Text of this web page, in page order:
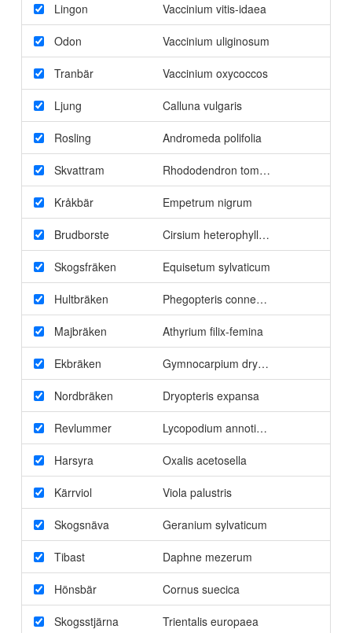
Lingon Vaccinium vitis-idaea
Odon Vaccinium uliginosum
Tranbär Vaccinium oxycoccos
Ljung Calluna vulgaris
Rosling Andromeda polifolia
Skvattram Rhododendron tomentosum
Kråkbär Empetrum nigrum
Brudborste Cirsium heterophyllum
Skogsfräken Equisetum sylvaticum
Hultbräken Phegopteris connectilis
Majbräken Athyrium filix-femina
Ekbräken Gymnocarpium dryopteris
Nordbräken Dryopteris expansa
Revlummer Lycopodium annotium
Harsyra Oxalis acetosella
Kärrviol Viola palustris
Skogsnäva Geranium sylvaticum
Tibast Daphne mezerum
Hönsbär Cornus suecica
Skogsstjärna Trientalis europaea